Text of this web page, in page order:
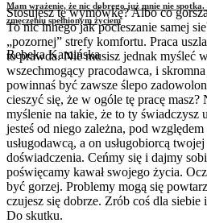
Mam wrażenie, że nic dobrego już mnie nie
zmęczeniu spełnionym życiem
Rebeka Kamińska
Stosujesz tę wymówkę? Albo co
To nic innego jak pocieszanie samej
„pozornej” strefy komfortu. Praca
to prawda. Nie musisz jednak myśleć
wszechmogący pracodawca, i
powinnaś być zawsze ślepo
cieszyć się, że w ogóle tę pracę
myślenie na takie, że to ty świadczysz
jesteś od niego zależna, pod
usługodawcą, a on usługobiorcą
doświadczenia. Ceńmy się i dajmy
poświęcamy kawał swojego życia.
być gorzej. Problemy mogą się
czujesz się dobrze. Zrób coś dla
Do skutku.